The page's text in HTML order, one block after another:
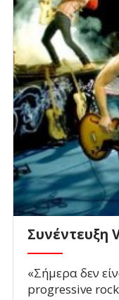
Συνέντευξη
«Σήμερα δεν
progressive